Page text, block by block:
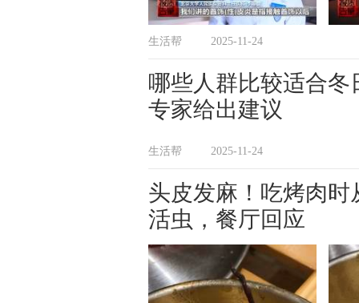
生活帮 2025-11-24
哪些人群比较适合
专家给出建议
生活帮 2025-11-24
头皮发麻！吃烤肉时
活虫，餐厅回应